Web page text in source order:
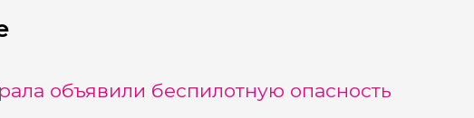
объявили беспилотную опасность